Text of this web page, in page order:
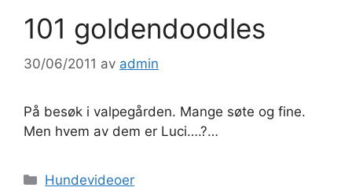
101 goldendoodles
30/06/2011 av admin
På besøk i valpegården. Mange søte og fine.
Men hvem av dem er Luci….?…
Kategorier
Hundevideoer